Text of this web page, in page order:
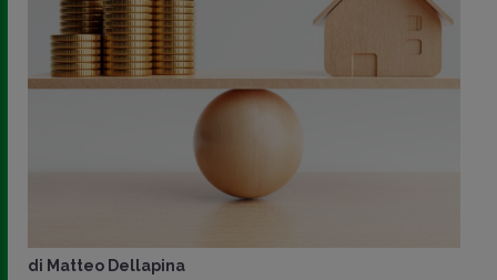
diDario Fiori